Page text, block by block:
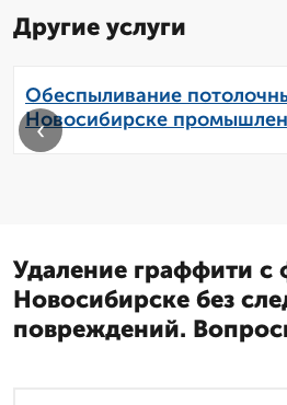
Другие услуги
Обеспыливание
Новосибирске
‹
Удаление граффити с
Новосибирске без
повреждений.